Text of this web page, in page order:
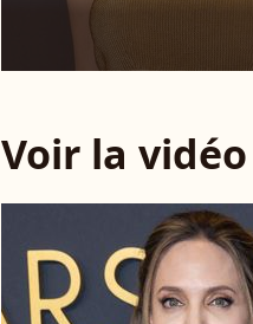
Voir la